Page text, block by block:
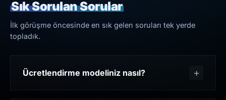
Sık Sorulan Sorular
İlk görüşme öncesinde en sık gelen soruları tek yerde
topladık.
Ücretlendirme modeliniz nasıl?